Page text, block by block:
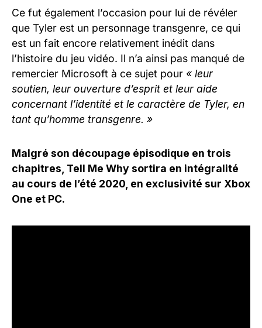
Ce fut également l’occasion pour lui de révéler
que Tyler est un personnage transgenre, ce qui
est un fait encore relativement inédit dans
l’histoire du jeu vidéo. Il n’a ainsi pas manqué de
remercier Microsoft à ce sujet pour « leur
soutien, leur ouverture d’esprit et leur aide
concernant l’identité et le caractère de Tyler, en
tant qu’homme transgenre. »
Malgré son découpage épisodique en trois
chapitres, Tell Me Why sortira en intégralité
au cours de l’été 2020, en exclusivité sur Xbox
One et PC.